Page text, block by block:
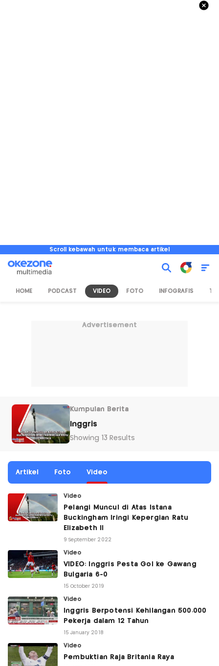
Scroll kebawah untuk membaca artikel
HOME PODCAST VIDEO FOTO INFOGRAFIS TV
Advertisement
Kumpulan Berita
Inggris
Showing 13 Results
Artikel Foto Video
Video
Pelangi Muncul di Atas Istana
Buckingham Iringi Kepergian Ratu
Elizabeth II
9 September 2022
Video
VIDEO: Inggris Pesta Gol ke Gawang
Bulgaria 6-0
15 October 2019
Video
Inggris Berpotensi Kehilangan 500.000
Pekerja dalam 12 Tahun
15 January 2018
Video
Pembuktian Raja Britania Raya